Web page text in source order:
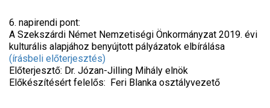
6. napirendi pont:
A Szekszárdi Német Nemzetiségi Önkormányzat 2019. évi
kulturális alapjához benyújtott pályázatok elbírálása
(írásbeli előterjesztés)
Előterjesztő: Dr. Józan-Jilling Mihály elnök
Előkészítésért felelős: Feri Blanka osztályvezető